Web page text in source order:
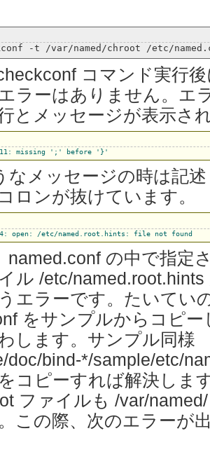
コマンド実行
ラーはありません。エ
とメッセージが表示さ
missing ';' before '}'
なメッセージの時は記
ロンが抜けています。
open: /etc/named.root.hints: file not found
named.conf の中で指定
ル /etc/
エラーです。たいてい
をサンプルからコピ
します。サンプル同様
doc/bind-*/sample/etc/
コピーすれば解決しま
ファイルも /var/
この際、次のエラーが